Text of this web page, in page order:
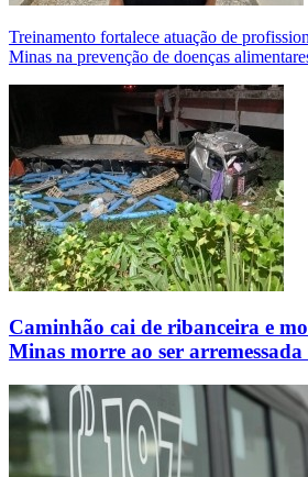
Treinamento fortalece atuação de
Minas na prevenção de doenças
Caminhão cai de ribanceira e
Minas morre ao ser